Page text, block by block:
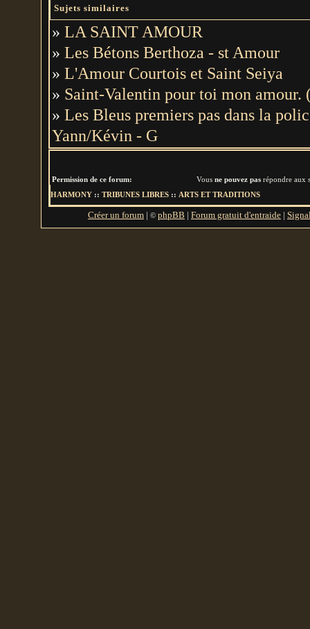
Sujets similaires
» LA SAINT AMOUR
» Les Bétons Berthoza - st Amour
» L'Amour Courtois et Saint Seiya
» Saint-Valentin pour toi mon amour.
» Les Bleus premiers pas dans la
Yann/Kévin - G
Permission de ce forum: Vous ne pouvez pas répondre aux
HARMONY :: TRIBUNES LIBRES :: ARTS ET TRADITIONS
Créer un forum | © phpBB | Forum gratuit d'entraide |